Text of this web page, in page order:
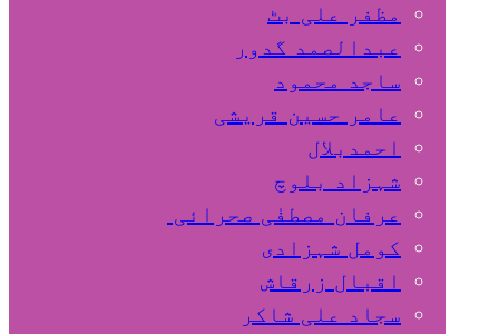
مظفر علی بٹ
عبدالصمد گدور
ساجد محمود
عامر حسین قریشی
اﺣﻤﺪﺑﻼل
شہزاد بلوچ
عرفان مصطفٰی صحرائی
کومل شہزادی
اقبال زرقاش
سجاد علی شاکر